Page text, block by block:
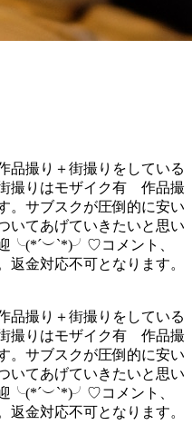
撮り＋街撮りをしている
撮りはモザイク有 作品撮
。サブスクが圧倒的に安い
いてあげていきたいと思い
╰(*´︶`*)╯♡コメント、
返金対応不可となります。
撮り＋街撮りをしている
撮りはモザイク有 作品撮
。サブスクが圧倒的に安い
いてあげていきたいと思い
╰(*´︶`*)╯♡コメント、
返金対応不可となります。